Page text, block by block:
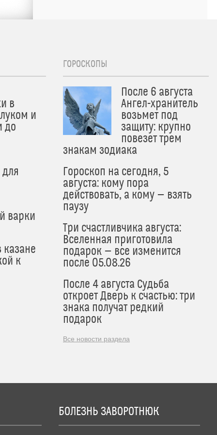
в
и
до
варки
к
ГОРОСКОПЫ
После 6 августа
Ангел-хранитель
возьмет под
защиту: крупно
повезет трем
знакам зодиака
Гороскоп на сегодня, 5
августа: кому пора
действовать, а кому — взять
паузу
Три счастливчика августа:
Вселенная приготовила
подарок — все изменится
после 05.08.26
После 4 августа Судьба
откроет Дверь к счастью: три
знака получат редкий
подарок
Все новости раздела
БОЛЕЗНЬ ЗАВОРОТНЮК